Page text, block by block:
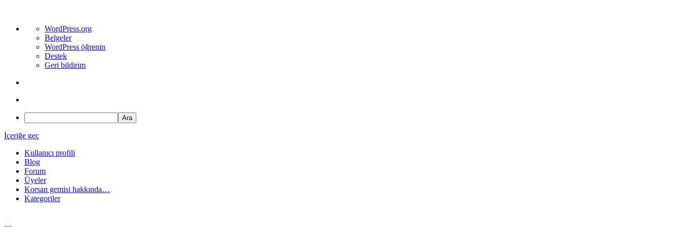
WordPress
hakkında
WordPress.org
Belgeler
WordPress öğrenin
Destek
Geri bildirim
Ara
İçeriğe geç
Kullanıcı profili
Blog
Forum
Üyeler
Korsan gemisi hakkında…
Kategoriler